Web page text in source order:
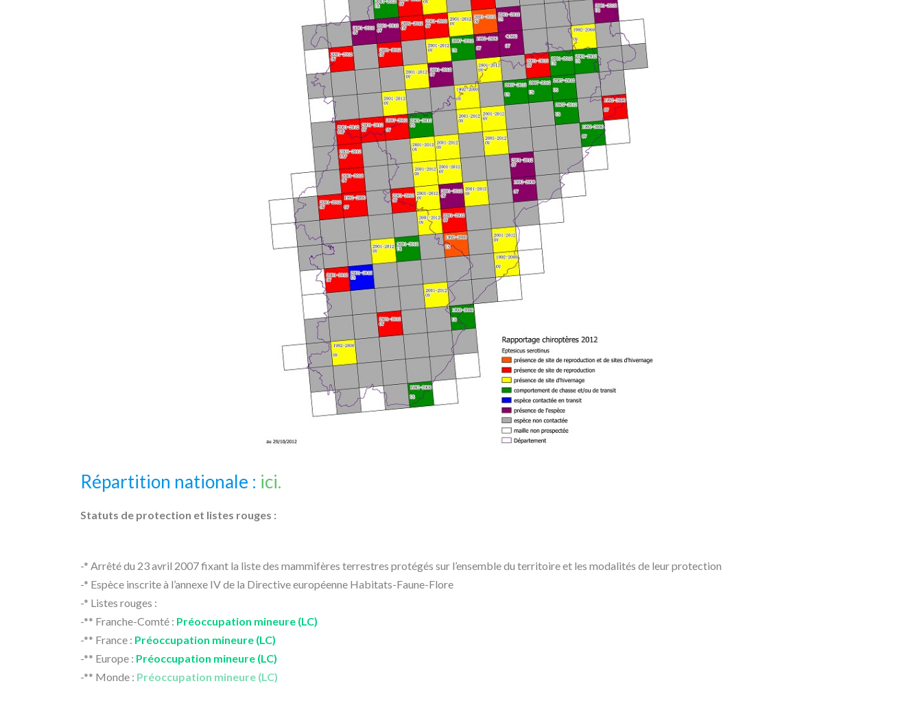
Répartition nationale : ici.
Statuts de protection et listes rouges :
-* Arrêté du 23 avril 2007 fixant la liste des mammifères terrestres protégés sur l’ensemble du territoire et les modalités de leur protection
-* Espèce inscrite à l’annexe IV de la Directive européenne Habitats-Faune-Flore
-* Listes rouges :
-** Franche-Comté : Préoccupation mineure (LC)
-** France : Préoccupation mineure (LC)
-** Europe : Préoccupation mineure (LC)
-** Monde : Préoccupation mineure (LC)